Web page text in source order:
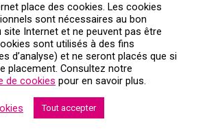
place des cookies. Les cookies
sont nécessaires au bon
Internet et ne peuvent pas être
sont utilisés à des fins
d’analyse) et ne seront placés que si
placement. Consultez notre
de cookies pour en savoir plus.
Tout accepter